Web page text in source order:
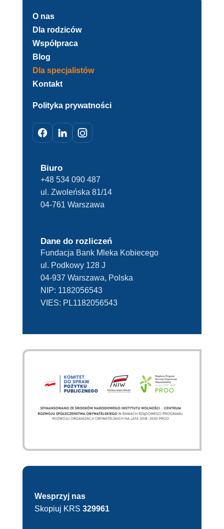
O nas
Dla rodziców
Współpraca
Blog
Dla specjalistów
Kontakt
Polityka prywatności
Biuro
+48 534 090 487
ul. Zwoleńska 81/14
04-761 Warszawa
Dane do rozliczeń
Fundacja Bank Mleka Kobiecego
ul. Podkowy 128 J
04-937 Warszawa, Polska
NIP: 1182056543
VIES: PL1182056543
Wesprzyj nas
Skopiuj KRS 329961